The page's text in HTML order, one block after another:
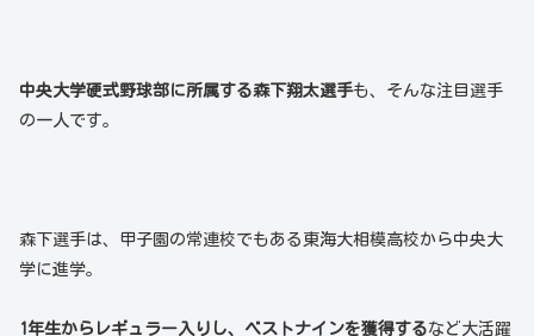
中央大学硬式野球部に所属する森下翔太選手も、そんな注目選手
の一人です。
森下選手は、甲子園の常連校でもある東海大相模高校から中央大
学に進学。
1年生からレギュラー入りし、ベストナインを獲得するなど大活躍